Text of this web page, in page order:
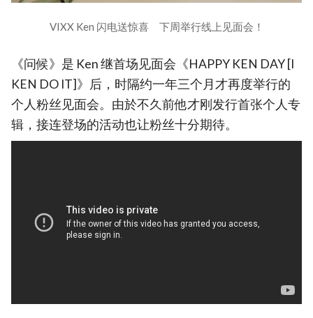
VIXX Ken 闪电送惊喜 下周举行线上见面会！
《问候》是 Ken 继首场见面会《HAPPY KEN DAY [I
KEN DO IT]》后，时隔约一年三个月才再度举行的
个人粉丝见面会。由於不久前他才刚发行首张个人专
辑，接连登场的活动也让粉丝十分期待。